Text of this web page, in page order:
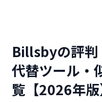
Billsbyの評判
代替ツール・
覧【2026年版